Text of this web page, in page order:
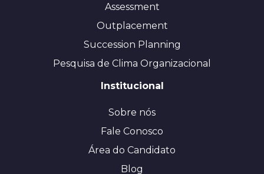
Assessment
Outplacement
Succession Planning
Pesquisa de Clima Organizacional
Institucional
Sobre nós
Fale Conosco
Área do Candidato
Blog